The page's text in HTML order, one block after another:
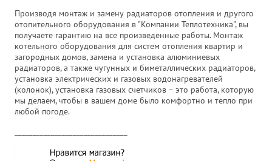
Производя монтаж и замену радиаторов отопления и другого
отопительного оборудования в "Компании Теплотехника", вы
получаете гарантию на все произведенные работы. Монтаж
котельного оборудования для систем отопления квартир и
загородных домов, замена и установка алюминиевых
радиаторов, а также чугунных и биметаллических радиаторов,
установка электрических и газовых водонагревателей
(колонок), установка газовых счетчиков – это работа, которую
мы делаем, чтобы в вашем доме было комфортно и тепло при
любой погоде.